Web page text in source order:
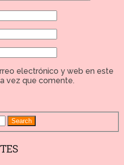
electrónico y web en este
vez que comente.
Search